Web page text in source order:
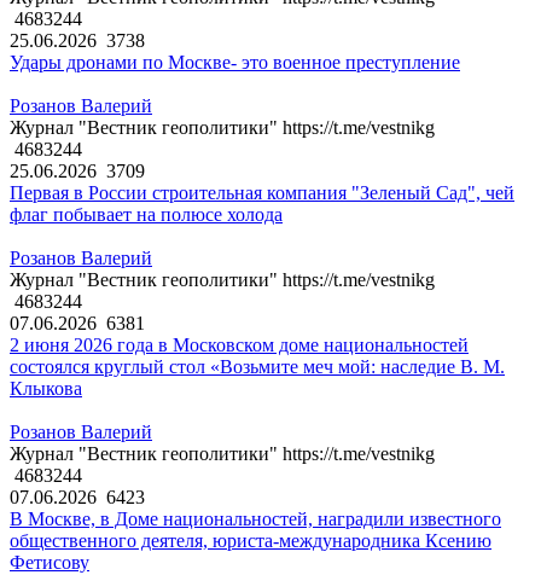
4683244
25.06.2026 3738
Удары дронами по Москве- это военное преступление
Розанов Валерий
Журнал "Вестник геополитики" https://t.me/vestnikg
4683244
25.06.2026 3709
Первая в России строительная компания "Зеленый Сад", чей
флаг побывает на полюсе холода
Розанов Валерий
Журнал "Вестник геополитики" https://t.me/vestnikg
4683244
07.06.2026 6381
2 июня 2026 года в Московском доме национальностей
состоялся круглый стол «Возьмите меч мой: наследие В. М.
Клыкова
Розанов Валерий
Журнал "Вестник геополитики" https://t.me/vestnikg
4683244
07.06.2026 6423
В Москве, в Доме национальностей, наградили известного
общественного деятеля, юриста-международника Ксению
Фетисову